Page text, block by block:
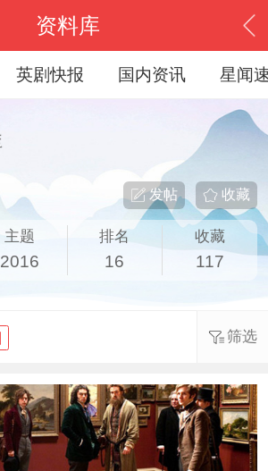
资料库
英剧快报 国内资讯 星闻
收藏
发帖
主题
2016
排名
16
收藏
117
筛选